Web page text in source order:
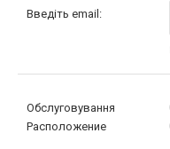
Введіть email:
Обслуговування
Расположение